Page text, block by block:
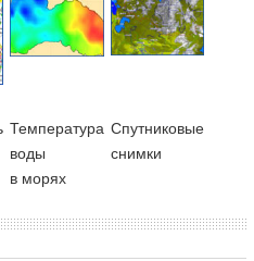
Температура
воды
в морях
Cпутниковые
снимки